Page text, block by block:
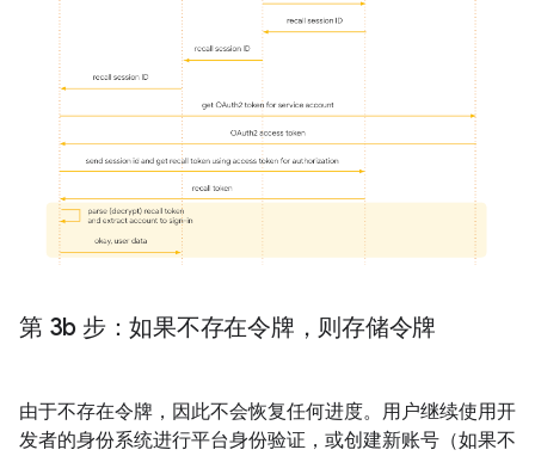
第 3b 步：如果不存在令牌，则存储令牌
由于不存在令牌，因此不会恢复任何进度。用户继续使用开
发者的身份系统进行平台身份验证，或创建新账号（如果不